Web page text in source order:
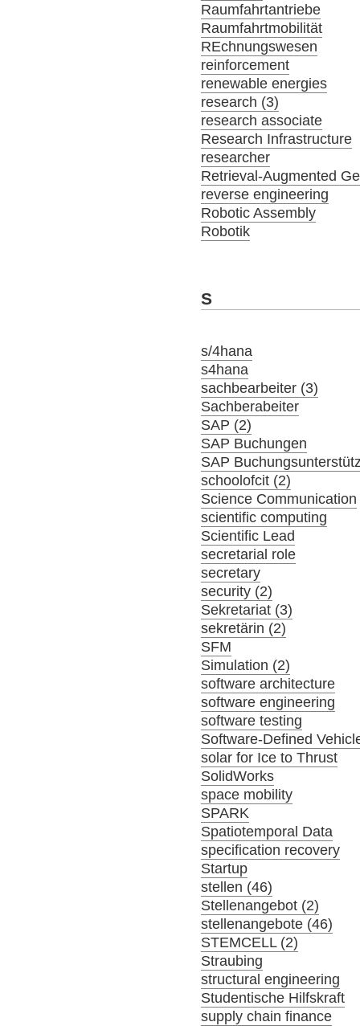
Raumfahrtantriebe
Raumfahrtmobilität
REchnungswesen
reinforcement
renewable energies
research (3)
research associate
Research Infrastructure
researcher
Retrieval-Augmented
reverse engineering
Robotic Assembly
Robotik
S
s/4hana
s4hana
sachbearbeiter (3)
Sachberabeiter
SAP (2)
SAP Buchungen
SAP
schoolofcit (2)
Science Communication
scientific computing
Scientific Lead
secretarial role
secretary
security (2)
Sekretariat (3)
sekretärin (2)
SFM
Simulation (2)
software architecture
software engineering
software testing
Software-Defined
solar for Ice to Thrust
SolidWorks
space mobility
SPARK
Spatiotemporal Data
specification recovery
Startup
stellen (46)
Stellenangebot (2)
stellenangebote (46)
STEMCELL (2)
Straubing
structural engineering
Studentische Hilfskraft
supply chain finance